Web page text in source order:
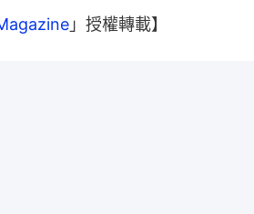
」授權轉載】